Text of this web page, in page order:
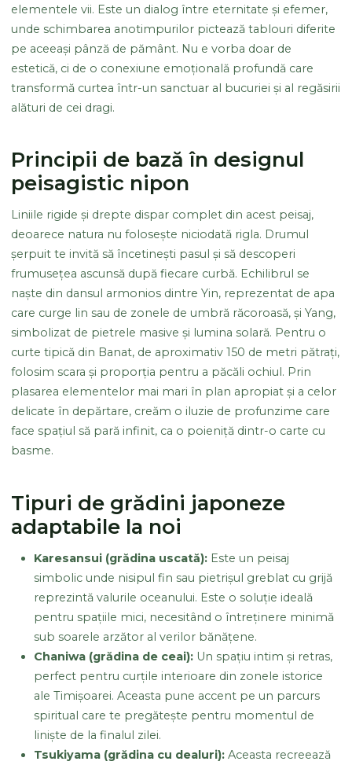
elementele vii. Este un dialog între eternitate și efemer,
unde schimbarea anotimpurilor pictează tablouri diferite
pe aceeași pânză de pământ. Nu e vorba doar de
estetică, ci de o conexiune emoțională profundă care
transformă curtea într-un sanctuar al bucuriei și al regăsirii
alături de cei dragi.
Principii de bază în designul
peisagistic nipon
Liniile rigide și drepte dispar complet din acest peisaj,
deoarece natura nu folosește niciodată rigla. Drumul
șerpuit te invită să încetinești pasul și să descoperi
frumusețea ascunsă după fiecare curbă. Echilibrul se
naște din dansul armonios dintre Yin, reprezentat de apa
care curge lin sau de zonele de umbră răcoroasă, și Yang,
simbolizat de pietrele masive și lumina solară. Pentru o
curte tipică din Banat, de aproximativ 150 de metri pătrați,
folosim scara și proporția pentru a păcăli ochiul. Prin
plasarea elementelor mai mari în plan apropiat și a celor
delicate în depărtare, creăm o iluzie de profunzime care
face spațiul să pară infinit, ca o poieniță dintr-o carte cu
basme.
Tipuri de grădini japoneze
adaptabile la noi
Karesansui (grădina uscată): Este un peisaj
simbolic unde nisipul fin sau pietrișul greblat cu grijă
reprezintă valurile oceanului. Este o soluție ideală
pentru spațiile mici, necesitând o întreținere minimă
sub soarele arzător al verilor bănățene.
Chaniwa (grădina de ceai): Un spațiu intim și retras,
perfect pentru curțile interioare din zonele istorice
ale Timișoarei. Aceasta pune accent pe un parcurs
spiritual care te pregătește pentru momentul de
liniște de la finalul zilei.
Tsukiyama (grădina cu dealuri): Aceasta recreează